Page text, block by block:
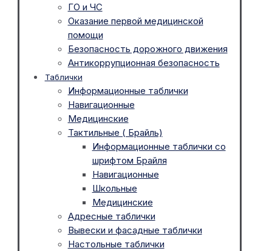
ГО и ЧС
Оказание первой медицинской
помощи
Безопасность дорожного движения
Антикоррупционная безопасность
Таблички
Информационные таблички
Навигационные
Медицинские
Тактильные ( Брайль)
Информационные таблички со
шрифтом Брайля
Навигационные
Школьные
Медицинские
Адресные таблички
Вывески и фасадные таблички
Настольные таблички